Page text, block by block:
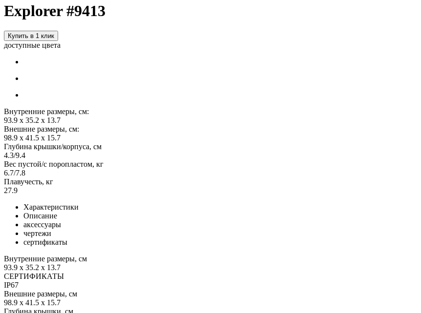
Explorer #9413
Купить в 1 клик
доступные цвета
Внутренние размеры, см:
93.9 x 35.2 x 13.7
Внешние размеры, см:
98.9 x 41.5 x 15.7
Глубина крышки/корпуса, см
4.3/9.4
Вес пустой/с поропластом, кг
6.7/7.8
Плавучесть, кг
27.9
Характеристики
Описание
аксессуары
чертежи
сертификаты
Внутренние размеры, см
93.9 x 35.2 x 13.7
СЕРТИФИКАТЫ
IP67
Внешние размеры, см
98.9 x 41.5 x 15.7
Глубина крышки, см